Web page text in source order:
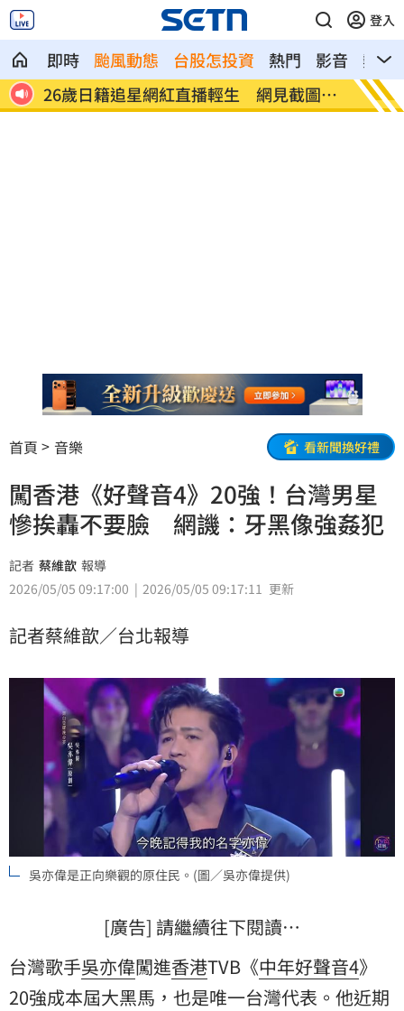
登入
即時 颱風動態 台股怎投資 熱門 影音
熱搜
26歲日籍追星網紅直播輕生 網見截圖嚇
壞
穿薄
光
首頁 音樂 看新聞換好禮
闖香港《好聲音4》20強！台灣男星
慘挨轟不要臉 網譏：牙黑像強姦犯
記者 蔡維歆 報導
2026/05/05 09:17:00
2026/05/05 09:17:11 更新
記者蔡維歆／台北報導
吳亦偉是正向樂觀的原住民。(圖／吳亦偉提供)
[廣告] 請繼續往下閱讀…
台灣歌手吳亦偉闖進香港TVB《中年好聲音4》
20強成本屆大黑馬，也是唯一台灣代表。他近期